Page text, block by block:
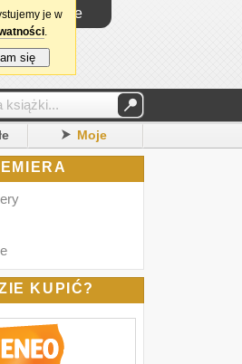
Logowanie
Moje
KUPIĆ?
je w
.
się